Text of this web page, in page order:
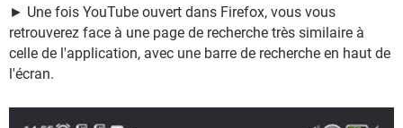
► Une fois YouTube ouvert dans Firefox, vous vous
retrouverez face à une page de recherche très similaire à
celle de l'application, avec une barre de recherche en haut de
l'écran.